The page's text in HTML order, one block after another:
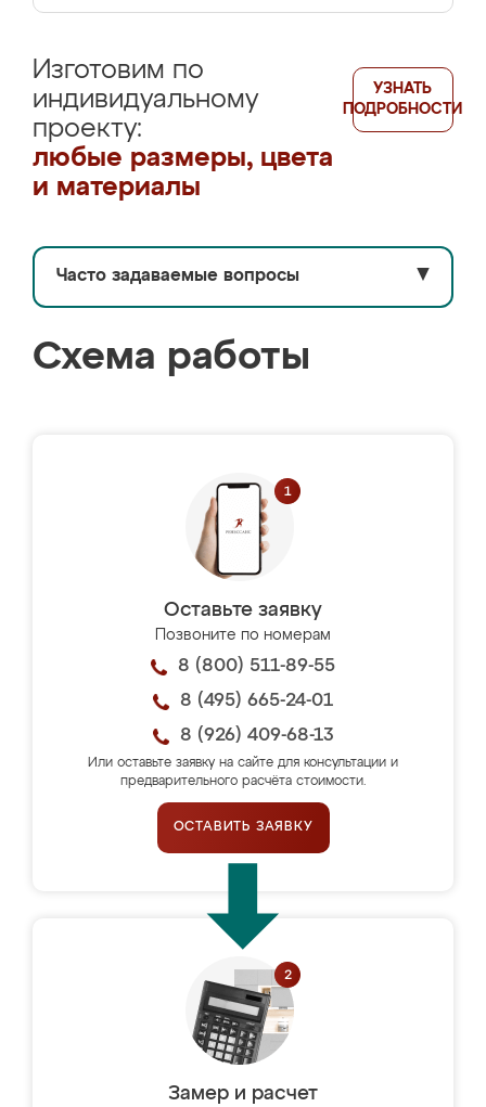
Изготовим по
индивидуальному
проекту:
любые размеры, цвета
и материалы
УЗНАТЬ
ПОДРОБНОСТИ
Часто задаваемые вопросы ▼
Схема работы
Оставьте заявку
Позвоните по номерам
8 (800) 511-89-55
8 (495) 665-24-01
8 (926) 409-68-13
Или оставьте заявку на сайте для консультации и
предварительного расчёта стоимости.
ОСТАВИТЬ ЗАЯВКУ
Замер и расчет